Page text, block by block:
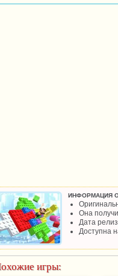
ИНФОРМАЦИЯ
Она
Дата
Доступна
игры: